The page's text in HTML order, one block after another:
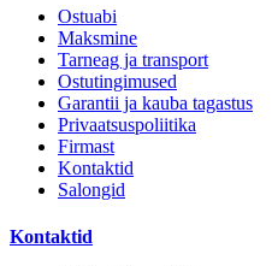
Ostuabi
Maksmine
Tarneag ja transport
Ostutingimused
Garantii ja kauba tagastus
Privaatsuspoliitika
Firmast
Kontaktid
Salongid
Kontaktid